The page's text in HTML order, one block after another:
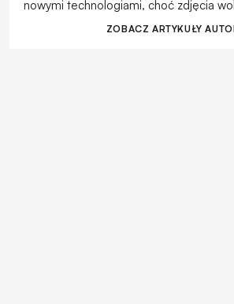
nowymi technologiami, choć zdjęcia
ZOBACZ ARTYKUŁY